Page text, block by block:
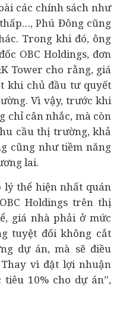
các chính sách như
Phú Đông cũng
Trong khi đó, ông
OBC Holdings, đơn
Tower cho rằng, giá
khi chủ đầu tư quyết
Vì vậy, trước khi
chỉ cân nhắc, mà còn
cầu thị trường, khả
cũng như tiềm năng
lai.
lý thể hiện nhất quán
Holdings trên thị
giá nhà phải ở mức
tuyệt đối không cắt
dự án, mà sẽ điều
vì đặt lợi nhuận
10% cho dự án”,